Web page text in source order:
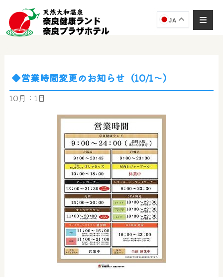
JA
◆営業時間変更のお知らせ（10/1～）
10月：1日
奈良健康ランド AIコンシェルジュです。
ご質問をお伺いします。